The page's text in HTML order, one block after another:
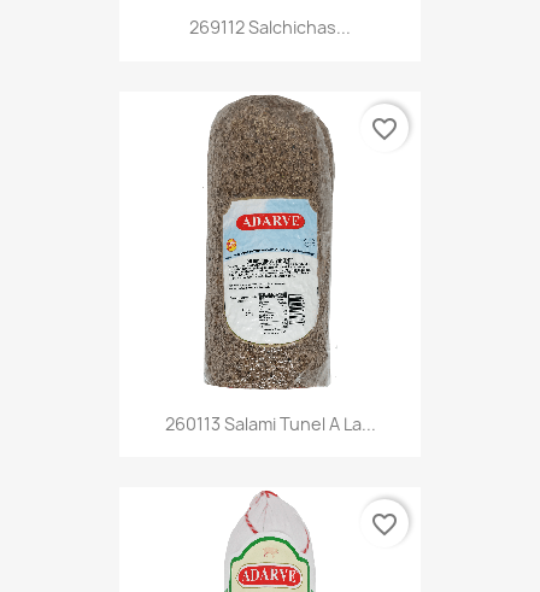
269112 Salchichas...
260113 Salami Tunel A La...
favorite_border
favorite_border